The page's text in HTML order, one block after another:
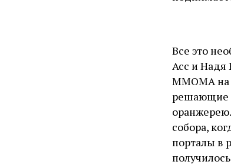
Все это
Асс и Надя
ММОМА на
решающие
собора,
порталы в